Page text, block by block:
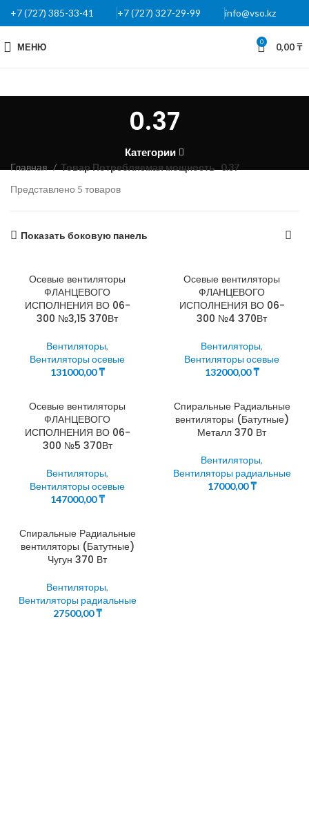
+7 (727) 385-33-41 +7 (727) 327-29-99 info@vso.kz
МЕНЮ 0 0,00₸
0.37
Категории
Главная Товар Потребляемая мощность 0.37
Представлено 5 товаров
Показать боковую панель
Осевые вентиляторы
ФЛАНЦЕВОГО
ИСПОЛНЕНИЯ ВО 06-
300 №3,15 370Вт
Вентиляторы,
Вентиляторы осевые
131000,00₸
Осевые вентиляторы
ФЛАНЦЕВОГО
ИСПОЛНЕНИЯ ВО 06-
300 №4 370Вт
Вентиляторы,
Вентиляторы осевые
132000,00₸
Осевые вентиляторы
ФЛАНЦЕВОГО
ИСПОЛНЕНИЯ ВО 06-
300 №5 370Вт
Вентиляторы,
Вентиляторы осевые
147000,00₸
Спиральные Радиальные
вентиляторы (Батутные)
Металл 370 Вт
Вентиляторы,
Вентиляторы радиальные
17000,00₸
Спиральные Радиальные
вентиляторы (Батутные)
Чугун 370 Вт
Вентиляторы,
Вентиляторы радиальные
27500,00₸